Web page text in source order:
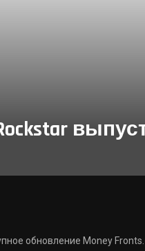
обновление Money